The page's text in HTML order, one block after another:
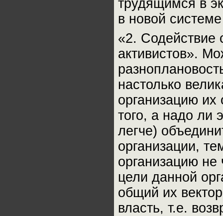
трудящимся в
в новой
«2. Содействие
активистов».
настолько
организацию их
того, а надо ли
легче)
организации,
организацию не
цели данной
общий их
власть, т.е.